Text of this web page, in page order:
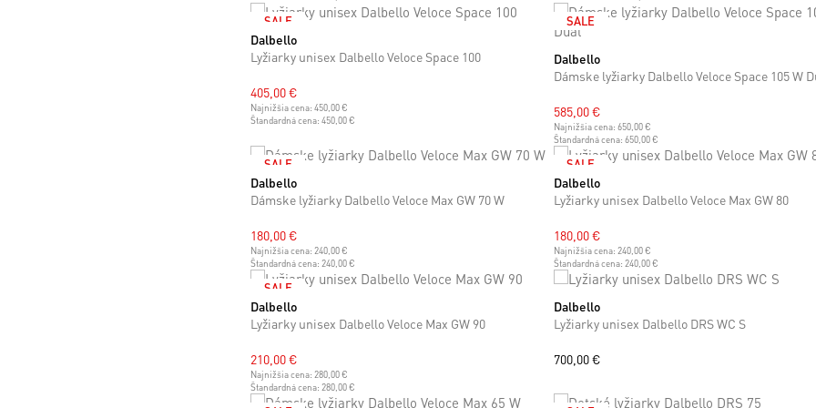
SALE
24 cm24.5 cm
Dalbello
Lyžiarky unisex Dalbello Veloce Space 100
405,00 €
Najnižšia cena: 450,00 €
Štandardná cena: 450,00 €
SALE
23 cm23.5 cm
27 cm27.5 cm
Dalbello
Dámske lyžiarky Dalbello Veloce Space 105 W
585,00 €
Najnižšia cena: 650,00 €
Štandardná cena: 650,00 €
SALE
23 cm23.5 cm
Dalbello
Dámske lyžiarky Dalbello Veloce Max GW 70 W
180,00 €
Najnižšia cena: 240,00 €
Štandardná cena: 240,00 €
SALE
30 cm30.5 cm
Dalbello
Lyžiarky unisex Dalbello Veloce Max GW 80
180,00 €
Najnižšia cena: 240,00 €
Štandardná cena: 240,00 €
SALE
25 cm25.5 cm
Dalbello
Lyžiarky unisex Dalbello Veloce Max GW 90
210,00 €
Najnižšia cena: 280,00 €
Štandardná cena: 280,00 €
25 cm25.5 cm
Dalbello
Lyžiarky unisex Dalbello DRS WC S
700,00 €